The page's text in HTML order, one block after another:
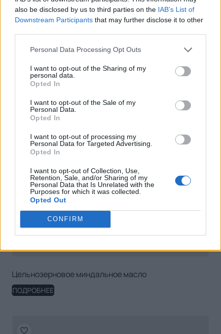
also be disclosed by us to third parties on the IAB’s List of
Downstream Participants that may further disclose it to other
Personal Data Processing Opt Outs
I want to opt-out of the Sharing of my
personal data.
Opted In
I want to opt-out of the Sale of my
Personal Data.
Opted In
I want to opt-out of processing my
Personal Data for Targeted Advertising.
Opted In
I want to opt-out of Collection, Use,
Retention, Sale, and/or Sharing of my
Personal Data that Is Unrelated with the
Purposes for which it was collected.
Opted Out
CONFIRM
Традиционная ложка сладкого инжира без сахара
275 г
ПОДРОБНЕЕ
Цельнозерновое миндальное масло
ПОДРОБНЕЕ